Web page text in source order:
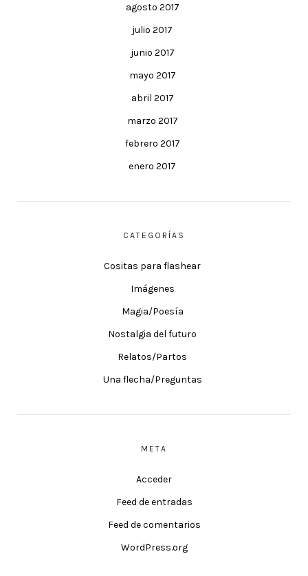
agosto 2017
julio 2017
junio 2017
mayo 2017
abril 2017
marzo 2017
febrero 2017
enero 2017
CATEGORÍAS
Cositas para flashear
Imágenes
Magia/Poesía
Nostalgia del futuro
Relatos/Partos
Una flecha/Preguntas
META
Acceder
Feed de entradas
Feed de comentarios
WordPress.org